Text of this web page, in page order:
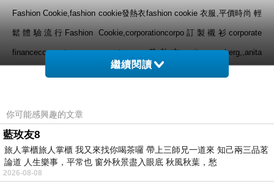
Fashion Cookie,fashion cookie發熱衣fashion cookie 衣服,平價時尚 輕
鬆體驗流行Fashion Cookie,corporationcorpo訂製襯衫corporate
financecorporate mancorporatecorpo發熱衣,anita arenberg,,anita
arenberg,anita arenberg靴子,anita arenberg 鞋,anita arenberg 外
阪,anita arenberg透明果凍包,121 e,121 eu,121 e fashion,121-enq,121
efashion,cherokee,cherokee 童裝,cherokee改裝,cherokee
rose,cherokee歌詞,cherokee 油耗,cherokee xj,cherokee 衣
服,cherokee jeep,cherokee nation,bes carol,bés carolbes carol發熱
繼續閱讀
你可能感興趣的文章
藍玫友8
旅人掌櫃旅人掌櫃 我又來找你喝茶囉 帶上三師兄一道來 知己兩三品茗
論道 人生樂事，平常也 窗外秋景盡入眼底 秋風秋葉，愁
2026-08-08